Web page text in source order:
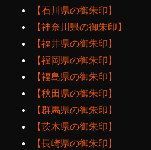
【石川県の御朱印】
【神奈川県の御朱印】
【福井県の御朱印】
【福岡県の御朱印】
【福島県の御朱印】
【秋田県の御朱印】
【群馬県の御朱印】
【茨木県の御朱印】
【長崎県の御朱印】